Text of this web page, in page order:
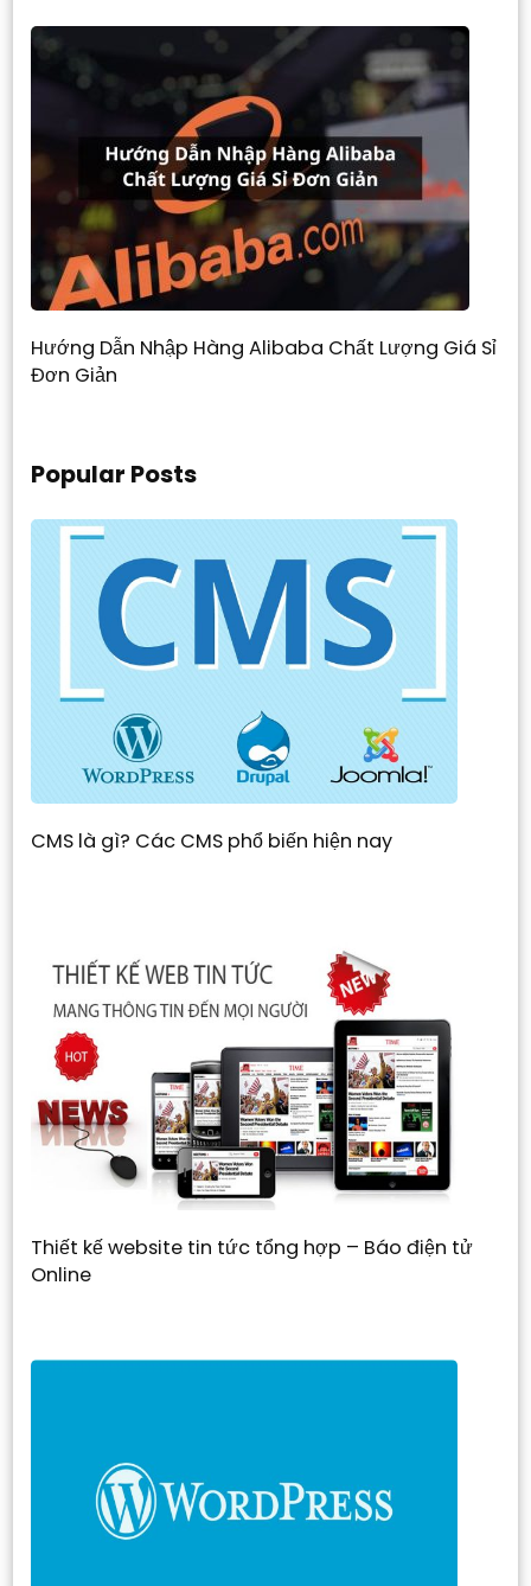
Hướng Dẫn Nhập Hàng Alibaba Chất Lượng Giá Sỉ
Đơn Giản
Popular Posts
CMS là gì? Các CMS phổ biến hiện nay
Thiết kế website tin tức tổng hợp – Báo điện tử
Online